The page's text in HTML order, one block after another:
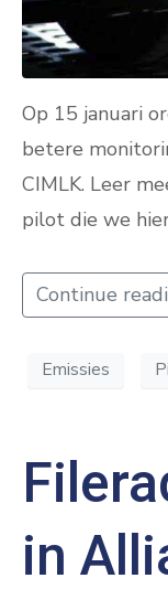
Op 15 januari
betere
CIMLK. Leer
pilot die we
Continue
Emissies
in